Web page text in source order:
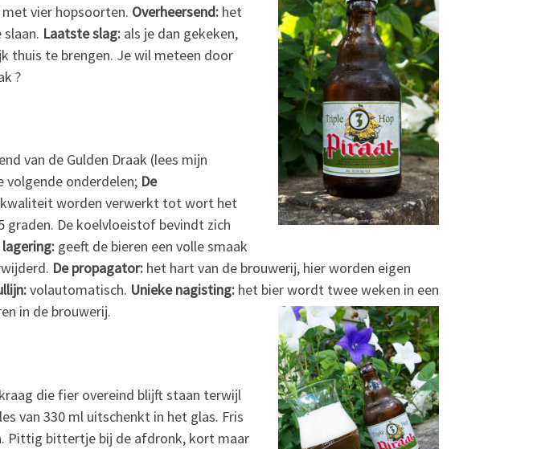
vier hopsoorten. Overheersend: het
Laatste slag: als je dan gekeken,
thuis te brengen. Je wil meteen door
?
van de Gulden Draak (lees mijn
volgende onderdelen; De
kwaliteit worden verwerkt tot wort het
De koelvloeistof bevindt zich
lagering: geeft de bieren een volle smaak
De propagator: het hart van de brouwerij, hier worden eigen
volautomatisch. Unieke nagisting: het bier wordt twee weken in een
in de brouwerij.
die fier overeind blijft staan terwijl
van 330 ml uitschenkt in het glas. Fris
Pittig bittertje bij de afdronk, kort maar